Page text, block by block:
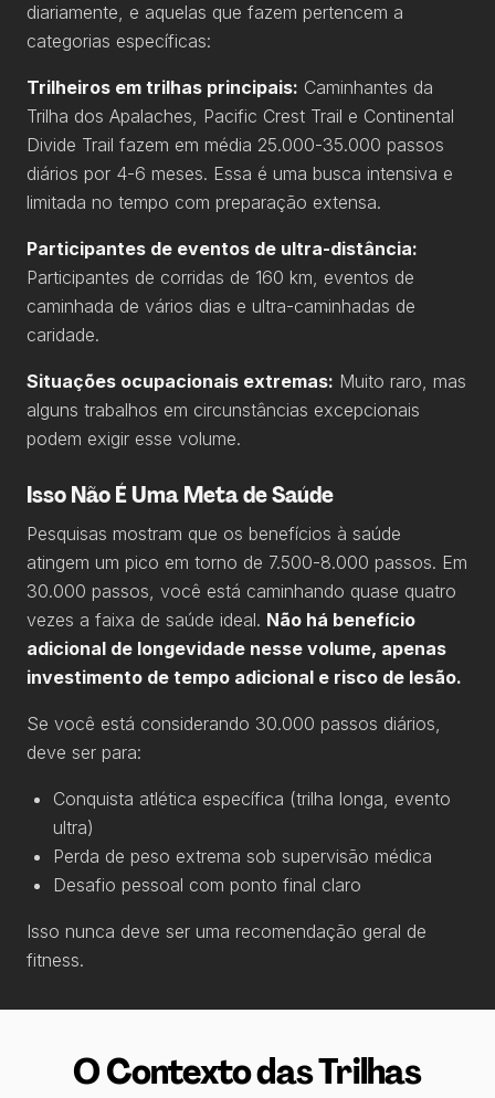
diariamente, e aquelas que fazem pertencem a
categorias específicas:
Trilheiros em trilhas principais: Caminhantes da
Trilha dos Apalaches, Pacific Crest Trail e Continental
Divide Trail fazem em média 25.000-35.000 passos
diários por 4-6 meses. Essa é uma busca intensiva e
limitada no tempo com preparação extensa.
Participantes de eventos de ultra-distância:
Participantes de corridas de 160 km, eventos de
caminhada de vários dias e ultra-caminhadas de
caridade.
Situações ocupacionais extremas: Muito raro, mas
alguns trabalhos em circunstâncias excepcionais
podem exigir esse volume.
Isso Não É Uma Meta de Saúde
Pesquisas mostram que os benefícios à saúde
atingem um pico em torno de 7.500-8.000 passos. Em
30.000 passos, você está caminhando quase quatro
vezes a faixa de saúde ideal. Não há benefício
adicional de longevidade nesse volume, apenas
investimento de tempo adicional e risco de lesão.
Se você está considerando 30.000 passos diários,
deve ser para:
Conquista atlética específica (trilha longa, evento
ultra)
Perda de peso extrema sob supervisão médica
Desafio pessoal com ponto final claro
Isso nunca deve ser uma recomendação geral de
fitness.
O Contexto das Trilhas